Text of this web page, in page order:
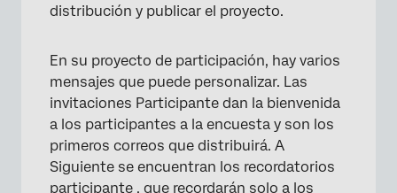
distribución y publicar el proyecto.
En su proyecto de participación, hay varios
mensajes que puede personalizar. Las
invitaciones Participante dan la bienvenida
a los participantes a la encuesta y son los
primeros correos que distribuirá. A
Siguiente se encuentran los recordatorios
participante , que recordarán solo a los